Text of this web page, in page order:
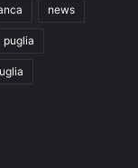
news
puglia